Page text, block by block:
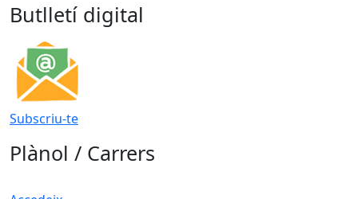
Butlletí digital
Subscriu-te
Plànol / Carrers